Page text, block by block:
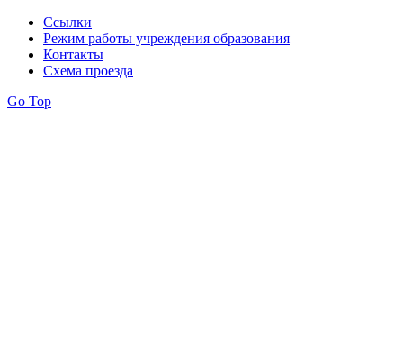
Ссылки
Режим работы учреждения образования
Контакты
Схема проезда
Go Top